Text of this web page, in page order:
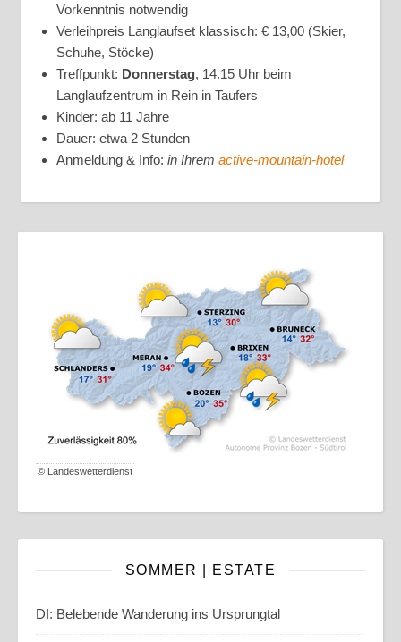
Vorkenntnis notwendig
Verleihpreis Langlaufset klassisch: € 13,00 (Skier,
Schuhe, Stöcke)
Treffpunkt: Donnerstag, 14.15 Uhr beim
Langlaufzentrum in Rein in Taufers
Kinder: ab 11 Jahre
Dauer: etwa 2 Stunden
Anmeldung & Info: in Ihrem active-mountain-hotel
© Landeswetterdienst
SOMMER | ESTATE
DI: Belebende Wanderung ins Ursprungtal